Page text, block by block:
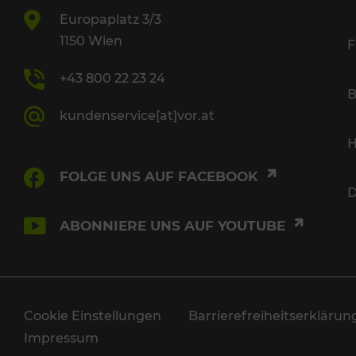
Europaplatz 3/3
1150 Wien
+43 800 22 23 24
kundenservice[at]vor.at
FOLGE UNS AUF FACEBOOK
ABONNIERE UNS AUF YOUTUBE
Cookie Einstellungen
Impressum